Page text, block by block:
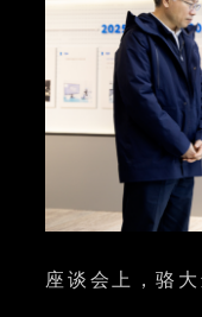
座谈会上，骆